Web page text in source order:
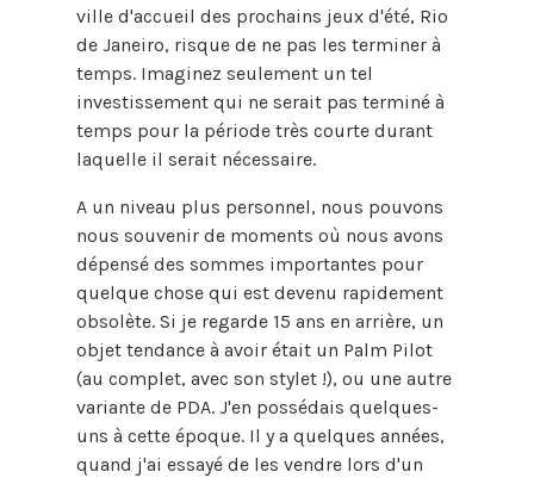
ville d'accueil des prochains jeux d'été, Rio
de Janeiro, risque de ne pas les terminer à
temps. Imaginez seulement un tel
investissement qui ne serait pas terminé à
temps pour la période très courte durant
laquelle il serait nécessaire.
A un niveau plus personnel, nous pouvons
nous souvenir de moments où nous avons
dépensé des sommes importantes pour
quelque chose qui est devenu rapidement
obsolète. Si je regarde 15 ans en arrière, un
objet tendance à avoir était un Palm Pilot
(au complet, avec son stylet !), ou une autre
variante de PDA. J'en possédais quelques-
uns à cette époque. Il y a quelques années,
quand j'ai essayé de les vendre lors d'un